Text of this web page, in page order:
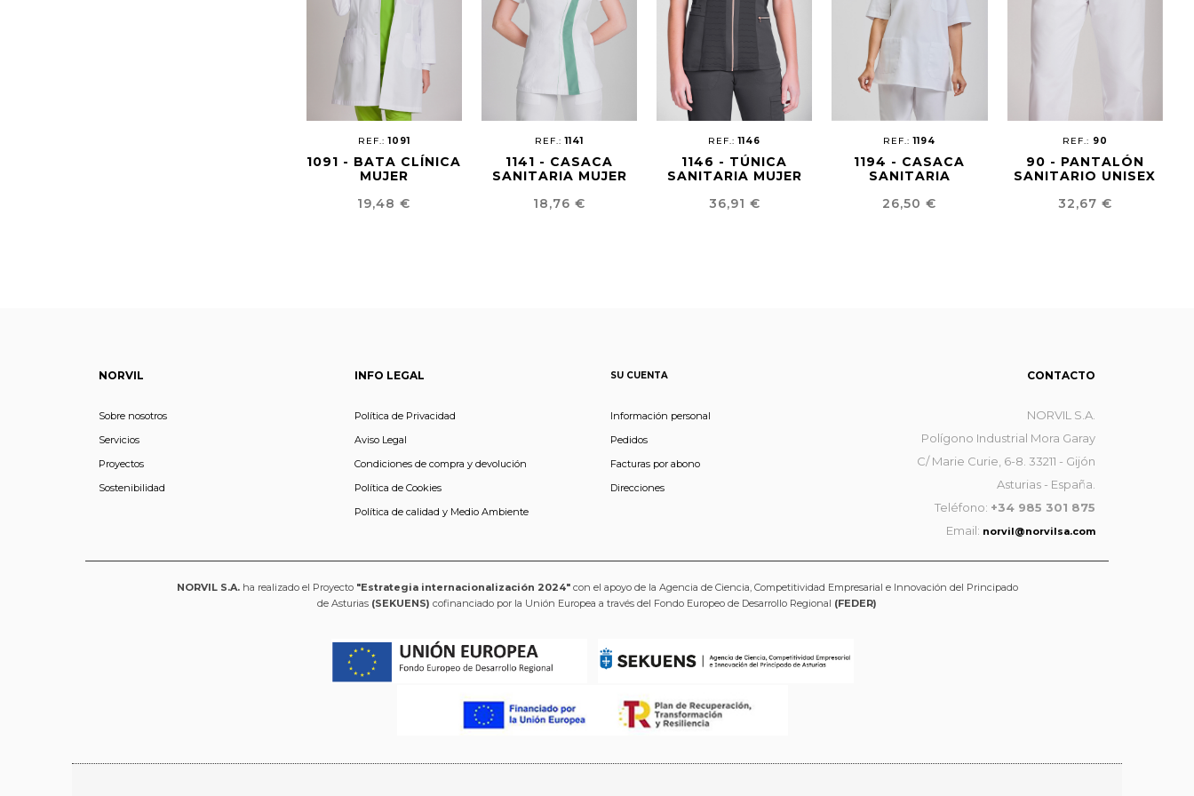
REF.:1091
1091 - BATA CLÍNICA
MUJER
Precio
19,48 €
REF.:1141
1141 - CASACA
SANITARIA MUJER
Precio
18,76 €
REF.:1146
1146 - TÚNICA
SANITARIA MUJER
Precio
36,91 €
REF.:1194
1194 - CASACA
SANITARIA
Precio
26,50 €
REF.: 90
90 - PANTALÓN
SANITARIO UNISEX
Precio
32,67 €
NORVIL
Sobre nosotros
Servicios
Proyectos
Sostenibilidad
INFO LEGAL
Política de Privacidad
Aviso Legal
Condiciones de compra y devolución
Política de Cookies
Política de calidad y Medio Ambiente
SU CUENTA
Información personal
Pedidos
Facturas por abono
Direcciones
CONTACTO
NORVIL S.A.
Polígono Industrial Mora Garay
C/ Marie Curie, 6-8. 33211 - Gijón
Asturias - España.
Teléfono: +34 985 301 875
Email: norvil@norvilsa.com
NORVIL S.A.ha realizado el Proyecto "Estrategia internacionalización 2024"con el apoyo de la Agencia de Ciencia, Competitividad Empresarial e Innovación del Principado
de Asturias (SEKUENS) cofinanciado por la Unión Europea a través del Fondo Europeo de Desarrollo Regional (FEDER)